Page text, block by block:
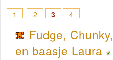
1 2 3 4
Fudge,
en baasje Laura